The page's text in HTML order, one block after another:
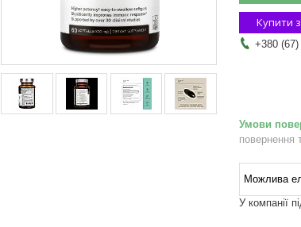
Купити з
+380
повернення
У компанії